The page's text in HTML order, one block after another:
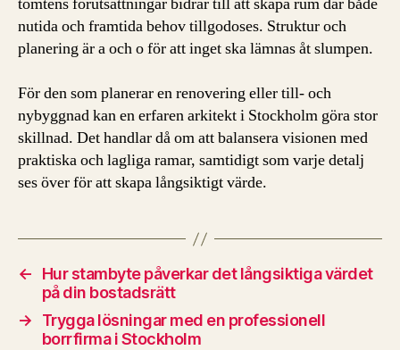
tomtens förutsättningar bidrar till att skapa rum där både
nutida och framtida behov tillgodoses. Struktur och
planering är a och o för att inget ska lämnas åt slumpen.
För den som planerar en renovering eller till- och
nybyggnad kan en erfaren arkitekt i Stockholm göra stor
skillnad. Det handlar då om att balansera visionen med
praktiska och lagliga ramar, samtidigt som varje detalj
ses över för att skapa långsiktigt värde.
←
Hur stambyte påverkar det långsiktiga värdet
på din bostadsrätt
→
Trygga lösningar med en professionell
borrfirma i Stockholm